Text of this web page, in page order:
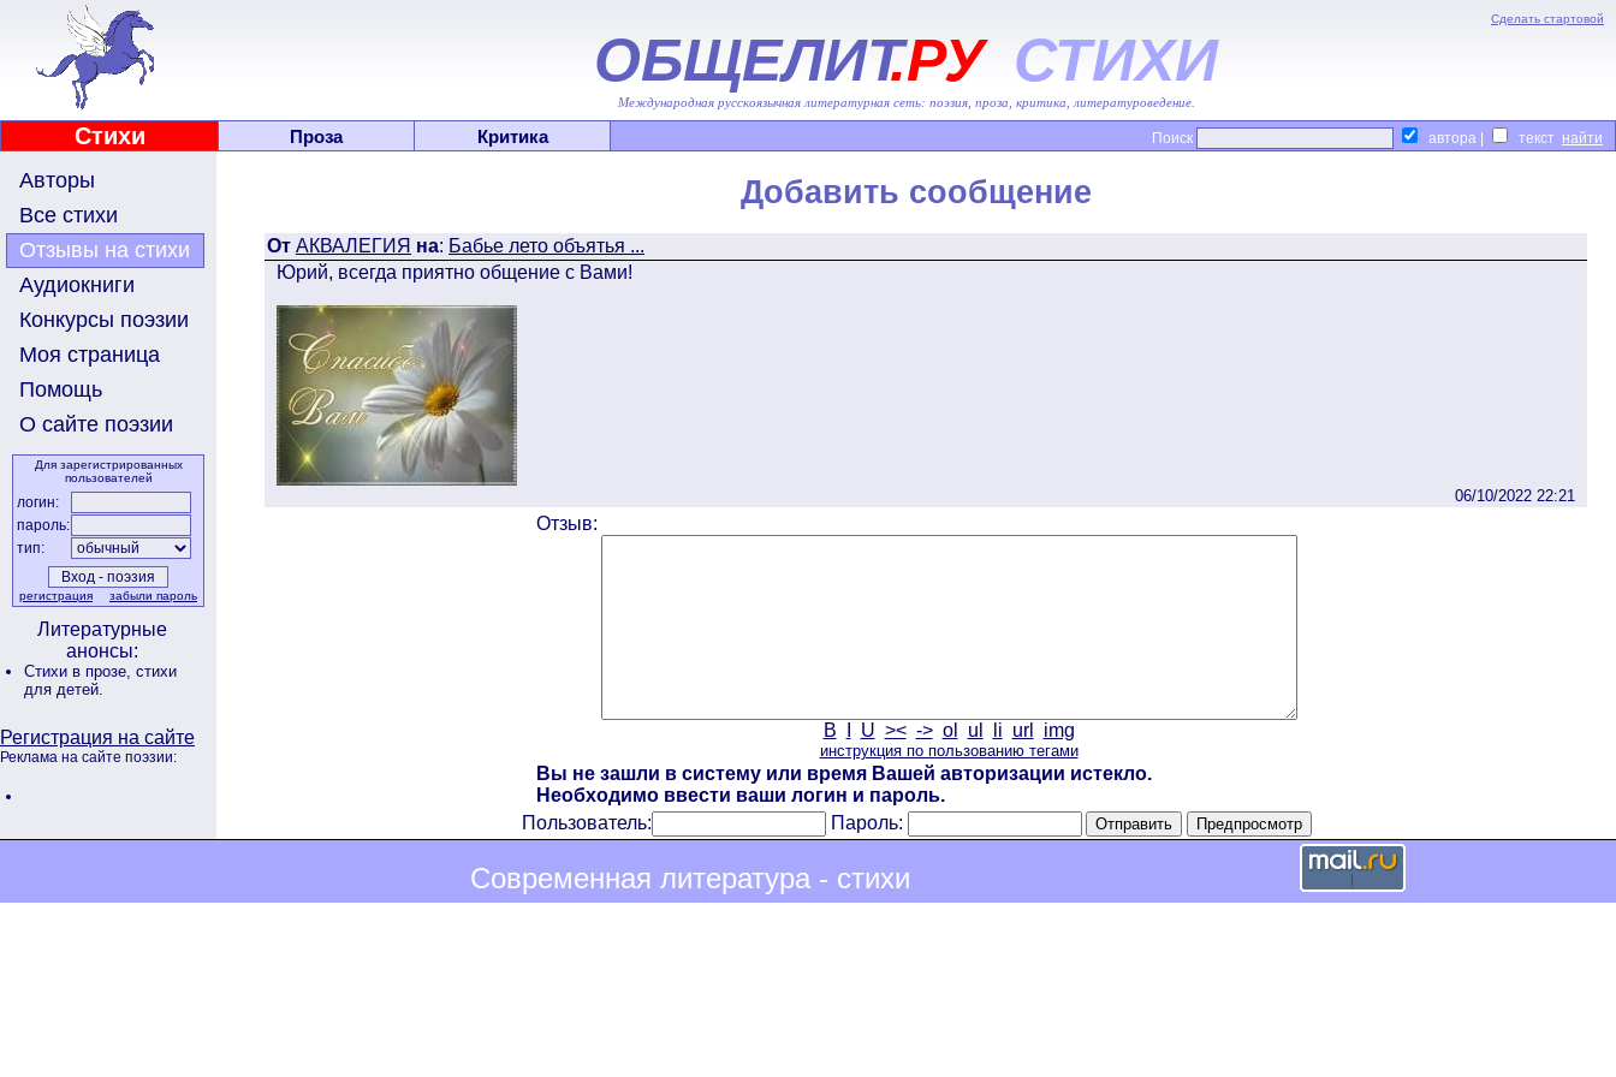
Сделать стартовой
ОБЩЕЛИТ.РУ СТИХИ
Международная русскоязычная литературная сеть: поэзия, проза, критика, литературоведение.
Стихи Проза Критика Поиск автора | текст
Авторы
Все стихи
Отзывы на стихи
Аудиокниги
Конкурсы поэзии
Моя страница
Помощь
О сайте поэзии
Для зарегистрированных
пользователей
логин:
пароль:
тип:
регистрация забыли пароль
Литературные
анонсы:
Стихи в прозе, стихи
для детей.
Регистрация на сайте
Реклама на сайте поэзии:
Добавить сообщение
От АКВАЛЕГИЯ на: Бабье лето объятья ...
Юрий, всегда приятно общение с Вами!
06/10/2022 22:21
Отзыв:
B U >< -> ol ul li url img
инструкция по пользованию тегами
Вы не зашли в систему или время Вашей авторизации истекло.
Необходимо ввести ваши логин и пароль.
Пользователь:
Пароль:
Современная литература - стихи